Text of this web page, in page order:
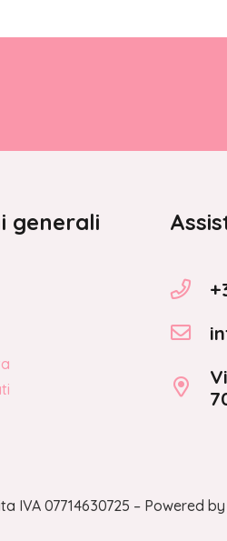
generali
IVA 07714630725 – Powered by